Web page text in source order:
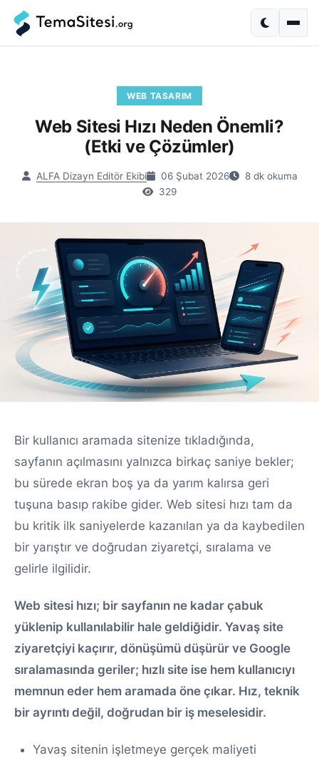
WEB TASARIM
Web Sitesi Hızı Neden Önemli?
(Etki ve Çözümler)
ALFA Dizayn Editör Ekibi 06 Şubat 2026
8 dk okuma
329
Bir kullanıcı aramada sitenize tıkladığında,
sayfanın açılmasını yalnızca birkaç saniye bekler;
bu sürede ekran boş ya da yarım kalırsa geri
tuşuna basıp rakibe gider. Web sitesi hızı tam da
bu kritik ilk saniyelerde kazanılan ya da kaybedilen
bir yarıştır ve doğrudan ziyaretçi, sıralama ve
gelirle ilgilidir.
Web sitesi hızı; bir sayfanın ne kadar çabuk
yüklenip kullanılabilir hale geldiğidir. Yavaş site
ziyaretçiyi kaçırır, dönüşümü düşürür ve Google
sıralamasında geriler; hızlı site ise hem kullanıcıyı
memnun eder hem aramada öne çıkar. Hız, teknik
bir ayrıntı değil, doğrudan bir iş meselesidir.
Yavaş sitenin işletmeye gerçek maliyeti